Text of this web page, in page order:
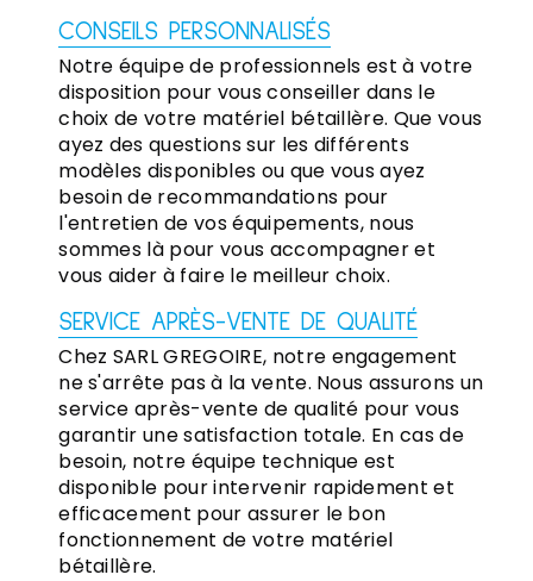
CONSEILS PERSONNALISÉS
Notre équipe de professionnels est à votre
disposition pour vous conseiller dans le
choix de votre matériel bétaillère. Que vous
ayez des questions sur les différents
modèles disponibles ou que vous ayez
besoin de recommandations pour
l'entretien de vos équipements, nous
sommes là pour vous accompagner et
vous aider à faire le meilleur choix.
SERVICE APRÈS-VENTE DE QUALITÉ
Chez SARL GREGOIRE, notre engagement
ne s'arrête pas à la vente. Nous assurons un
service après-vente de qualité pour vous
garantir une satisfaction totale. En cas de
besoin, notre équipe technique est
disponible pour intervenir rapidement et
efficacement pour assurer le bon
fonctionnement de votre matériel
bétaillère.